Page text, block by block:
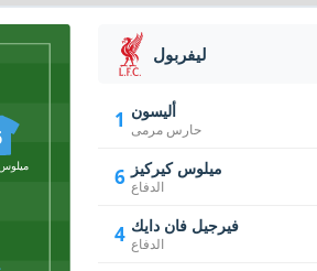
ليفربول
1 أليسون
حارس مرمى
6 ميلوس كيركيز
الدفاع
4 فيرجيل فان دايك
الدفاع